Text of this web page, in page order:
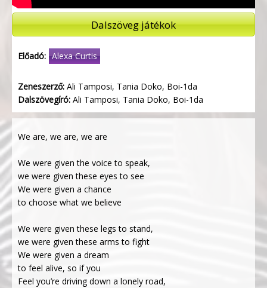
Dalszöveg játékok
Előadó: Alexa Curtis
Zeneszerző: Ali Tamposi, Tania Doko, Boi-1da
Dalszövegíró: Ali Tamposi, Tania Doko, Boi-1da
We are, we are, we are
We were given the voice to speak,
we were given these eyes to see
We were given a chance
to choose what we believe
We were given these legs to stand,
we were given these arms to fight
We were given a dream
to feel alive, so if you
Feel you’re driving down a lonely road,